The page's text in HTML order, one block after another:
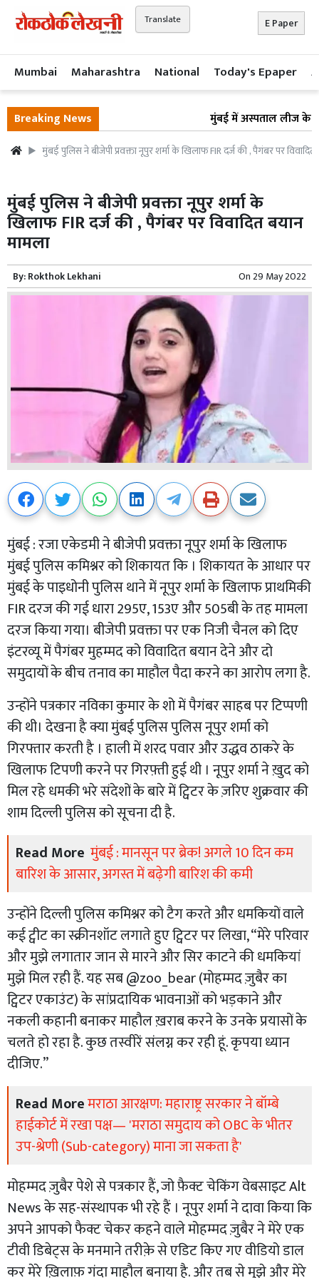
Translate E Paper
Mumbai Maharashtra National Today's Epaper
Breaking News मुंबई में अस्पताल लीज के
मुंबई पुलिस ने बीजेपी प्रवक्ता नूपुर शर्मा के खिलाफ FIR दर्ज की , पैगंबर पर
मुंबई पुलिस ने बीजेपी प्रवक्ता नूपुर शर्मा के
खिलाफ FIR दर्ज की , पैगंबर पर विवादित बयान
मामला
By:Rokthok Lekhani On29 May 2022
मुंबई : रजा एकेडमी ने बीजेपी प्रवक्ता नूपुर शर्मा के खिलाफ
मुंबई पुलिस कमिश्नर को शिकायत कि । शिकायत के आधार पर
मुंबई के पाइधोनी पुलिस थाने में नूपुर शर्मा के खिलाफ प्राथमिकी
FIR दरज की गई धारा 295ए, 153ए और 505बी के तह मामला
दरज किया गया। बीजेपी प्रवक्ता पर एक निजी चैनल को दिए
इंटरव्यू में पैगंबर मुहम्मद को विवादित बयान देने और दो
समुदायों के बीच तनाव का माहौल पैदा करने का आरोप लगा है.
उन्होंने पत्रकार नविका कुमार के शो में पैगंबर साहब पर टिप्पणी
की थी। देखना है क्या मुंबई पुलिस पुलिस नूपुर शर्मा को
गिरफ्तार करती है । हाली में शरद पवार और उद्धव ठाकरे के
खिलाफ टिपणी करने पर गिरफ़्ती हुई थी । नूपुर शर्मा ने ख़ुद को
मिल रहे धमकी भरे संदेशों के बारे में ट्विटर के ज़रिए शुक्रवार की
शाम दिल्ली पुलिस को सूचना दी है.
Read More मुंबई : मानसून पर ब्रेक! अगले 10 दिन कम
बारिश के आसार, अगस्त में बढ़ेगी बारिश की कमी
उन्होंने दिल्ली पुलिस कमिश्नर को टैग करते और धमकियों वाले
कई ट्वीट का स्क्रीनशॉट लगाते हुए ट्विटर पर लिखा, “मेरे परिवार
और मुझे लगातार जान से मारने और सिर काटने की धमकियां
मुझे मिल रही हैं. यह सब @zoo_bear (मोहम्मद ज़ुबैर का
ट्विटर एकाउंट) के सांप्रदायिक भावनाओं को भड़काने और
नकली कहानी बनाकर माहौल ख़राब करने के उनके प्रयासों के
चलते हो रहा है. कुछ तस्वीरें संलग्न कर रही हूं. कृपया ध्यान
दीजिए.”
Read Moreमराठा आरक्षण: महाराष्ट्र सरकार ने बॉम्बे
हाईकोर्ट में रखा पक्ष— 'मराठा समुदाय को OBC के भीतर
उप-श्रेणी (Sub-category) माना जा सकता है'
मोहम्मद ज़ुबैर पेशे से पत्रकार हैं, जो फ़ैक्ट चेकिंग वेबसाइट Alt
News के सह-संस्‍थापक भी रहे हैं । नूपुर शर्मा ने दावा किया कि
अपने आपको फैक्ट चेकर कहने वाले मोहम्मद ज़ुबैर ने मेरे एक
टीवी डिबेट्स के मनमाने तरीक़े से एडिट किए गए वीडियो डाल
कर मेरे ख़िलाफ़ गंदा माहौल बनाया है. और तब से मुझे और मेरे